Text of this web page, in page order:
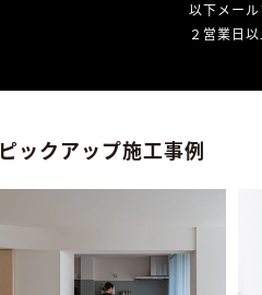
以下メー
２営業日
ピックアップ施工事例